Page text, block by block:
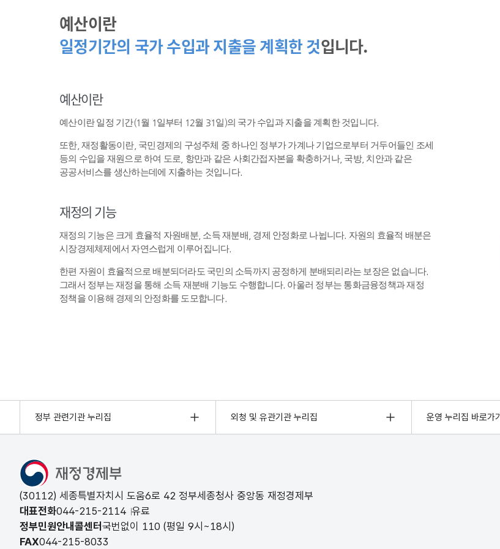
예산이란
일정기간의 국가 수입과 지출을 계획한 것입니다.
예산이란
예산이란 일정 기간(1월 1일부터 12월 31일)의 국가 수입과 지출을 계획한 것입니다.
또한, 재정활동이란, 국민경제의 구성주체 중 하나인 정부가 가계나 기업으로부터 거두어들인 조세
등의 수입을 재원으로 하여 도로, 항만과 같은 사회간접자본을 확충하거나, 국방, 치안과 같은
공공서비스를 생산하는데에 지출하는 것입니다.
재정의 기능
재정의 기능은 크게 효율적 자원배분, 소득 재분배, 경제 안정화로 나뉩니다. 자원의 효율적 배분은
시장경제체제에서 자연스럽게 이루어집니다.
한편 자원이 효율적으로 배분되더라도 국민의 소득까지 공정하게 분배되리라는 보장은 없습니다.
그래서 정부는 재정을 통해 소득 재분배 기능도 수행합니다. 아울러 정부는 통화금융정책과 재정
정책을 이용해 경제의 안정화를 도모합니다.
정부 관련기관 누리집 외청 및 유관기관 누리집 운영 누리집 바로가기
(30112) 세종특별자치시 도움6로 42 정부세종청사 중앙동 재정경제부
대표전화044-215-2114 유료
정부민원안내콜센터 국번없이 110 (평일 9시~18시)
FAX044-215-8033